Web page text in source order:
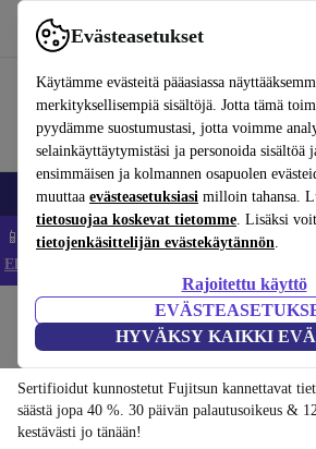
Evästeasetukset
Käytämme evästeitä pääasiassa
merkityksellisempiä sisältöjä. Jotta tämä
pyydämme suostumustasi, jotta voimme
selainkäyttäytymistäsi ja personoida sisältöä
ensimmäisen ja kolmannen osapuolen
muuttaa evästeasetuksiasi milloin tahansa.
tietosuojaa koskevat tietomme. Lisäksi
tietojenkäsittelijän evästekäytännön.
Rajoitettu käyttö
HYVÄKSY KAIKKI
Käytä refurbed-palvelua nopeasti ja helposti
Matkapuhelimet ja älypuhelimet Kannettavat
📱 Säästä 5 % LISÄÄ iPhoneista – Koodi:
Ehdot ja säännöt
Kannettavat tietokoneet
Fujitsun kannettavat tietokoneet:
Sertifioidut kunnostetut Fujitsun kannettavat
säästä jopa 40 %. 30 päivän palautusoikeus &
kestävästi jo tänään!